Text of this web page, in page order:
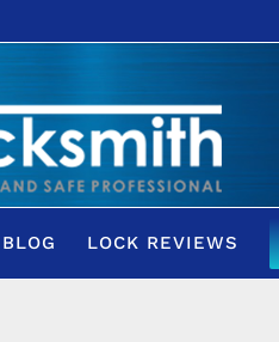
BLOG LOCK REVIEWS